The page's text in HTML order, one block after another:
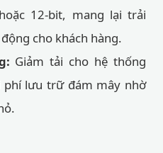
12-bit, mang lại trải
cho khách hàng.
Giảm tải cho hệ thống
phí lưu trữ đám mây nhờ